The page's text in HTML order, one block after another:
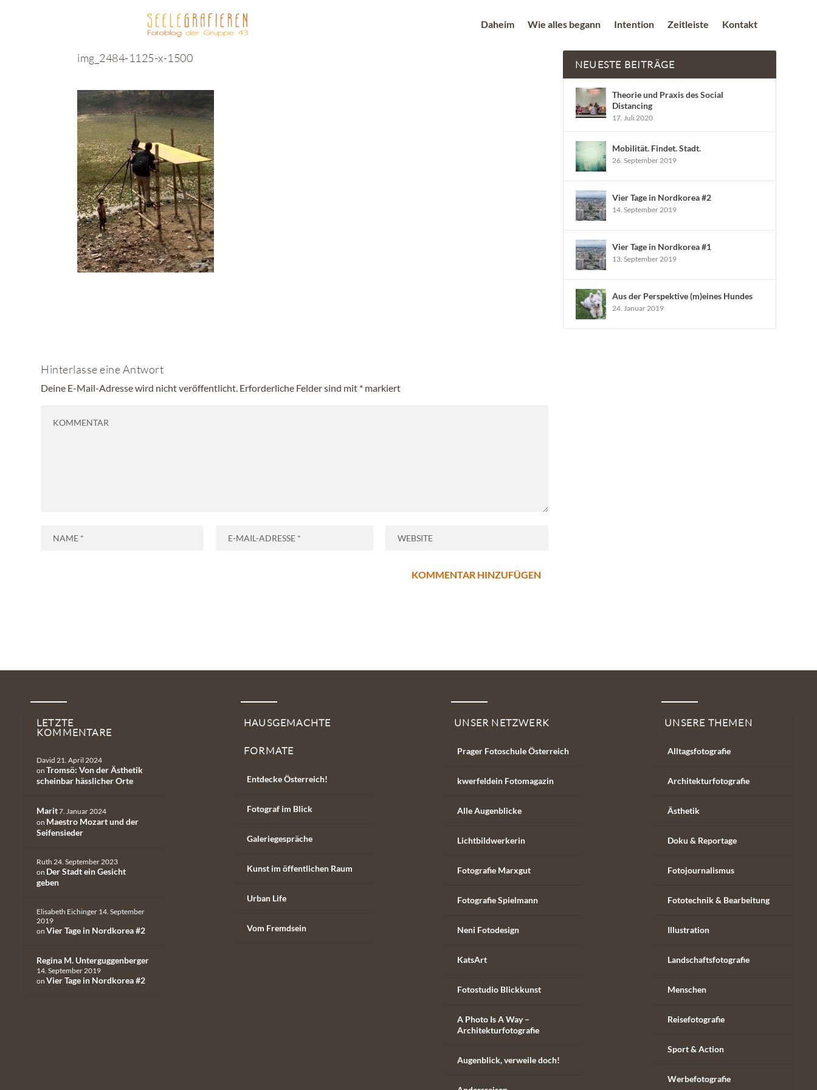
Daheim Wie alles begann Intention Zeitleiste Kontakt
img_2484-1125-x-1500
Hinterlasse eine Antwort
Deine E-Mail-Adresse wird nicht veröffentlicht. Erforderliche Felder sind mit * markiert
NEUESTE BEITRÄGE
Theorie und Praxis des Social
Distancing
17. Juli 2020
Mobilität. Findet. Stadt.
26. September 2019
Vier Tage in Nordkorea #2
14. September 2019
Vier Tage in Nordkorea #1
13. September 2019
Aus der Perspektive (m)eines Hundes
24. Januar 2019
LETZTE
KOMMENTARE
David 21. April 2024
on Tromsö: Von der Ästhetik
scheinbar hässlicher Orte
Marit7. Januar 2024
on Maestro Mozart und der
Seifensieder
Ruth 24. September 2023
on Der Stadt ein Gesicht
geben
Elisabeth Eichinger 14. September
2019
on Vier Tage in Nordkorea #2
Regina M. Unterguggenberger
14. September 2019
on Vier Tage in Nordkorea #2
HAUSGEMACHTE
FORMATE
Entdecke Österreich!
Fotograf im Blick
Galeriegespräche
Kunst im öffentlichen Raum
Urban Life
Vom Fremdsein
UNSER NETZWERK
Prager Fotoschule Österreich
kwerfeldein Fotomagazin
Alle Augenblicke
Lichtbildwerkerin
Fotografie Marxgut
Fotografie Spielmann
Neni Fotodesign
KatsArt
Fotostudio Blickkunst
A Photo Is A Way –
Architekturfotografie
Augenblick, verweile doch!
UNSERE THEMEN
Alltagsfotografie
Architekturfotografie
Ästhetik
Doku & Reportage
Fotojournalismus
Fototechnik & Bearbeitung
Illustration
Landschaftsfotografie
Menschen
Reisefotografie
Sport & Action
Werbefotografie